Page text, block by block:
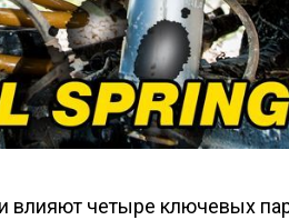
четыре ключевых